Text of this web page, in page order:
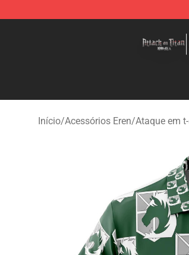
Início/Acessórios Eren/Ataque em